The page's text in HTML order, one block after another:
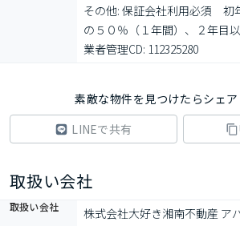
その他: 保証会社利用必須　
の５０％（１年間）、２年目
業者管理CD: 112325280
素敵な物件を見つけたらシェア
LINEで共有
取扱い会社
取扱い会社
株式会社大好き湘南不動産 ア